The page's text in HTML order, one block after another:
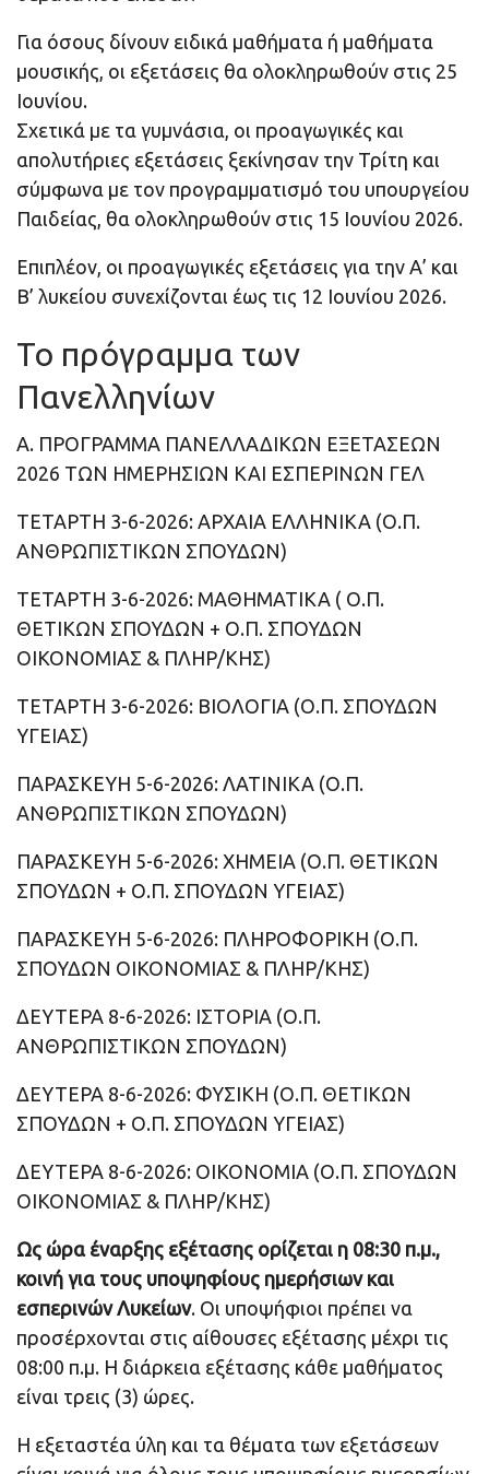
Για όσους δίνουν ειδικά μαθήματα ή μαθήματα
μουσικής, οι εξετάσεις θα ολοκληρωθούν στις 25
Ιουνίου.
Σχετικά με τα γυμνάσια, οι προαγωγικές και
απολυτήριες εξετάσεις ξεκίνησαν την Τρίτη και
σύμφωνα με τον προγραμματισμό του υπουργείου
Παιδείας, θα ολοκληρωθούν στις 15 Ιουνίου 2026.
Επιπλέον, οι προαγωγικές εξετάσεις για την Α’ και
Β’ λυκείου συνεχίζονται έως τις 12 Ιουνίου 2026.
Το πρόγραμμα των
Πανελληνίων
Α. ΠΡΟΓΡΑΜΜΑ ΠΑΝΕΛΛΑΔΙΚΩΝ ΕΞΕΤΑΣΕΩΝ
2026 ΤΩΝ ΗΜΕΡΗΣΙΩΝ ΚΑΙ ΕΣΠΕΡΙΝΩΝ ΓΕΛ
ΤΕΤΑΡΤΗ 3-6-2026: ΑΡΧΑΙΑ ΕΛΛΗΝΙΚΑ (Ο.Π.
ΑΝΘΡΩΠΙΣΤΙΚΩΝ ΣΠΟΥΔΩΝ)
ΤΕΤΑΡΤΗ 3-6-2026: ΜΑΘΗΜΑΤΙΚΑ ( Ο.Π.
ΘΕΤΙΚΩΝ ΣΠΟΥΔΩΝ + Ο.Π. ΣΠΟΥΔΩΝ
ΟΙΚΟΝΟΜΙΑΣ & ΠΛΗΡ/ΚΗΣ)
ΤΕΤΑΡΤΗ 3-6-2026: ΒΙΟΛΟΓΙΑ (Ο.Π. ΣΠΟΥΔΩΝ
ΥΓΕΙΑΣ)
ΠΑΡΑΣΚΕΥΗ 5-6-2026: ΛΑΤΙΝΙΚΑ (Ο.Π.
ΑΝΘΡΩΠΙΣΤΙΚΩΝ ΣΠΟΥΔΩΝ)
ΠΑΡΑΣΚΕΥΗ 5-6-2026: ΧΗΜΕΙΑ (Ο.Π. ΘΕΤΙΚΩΝ
ΣΠΟΥΔΩΝ + Ο.Π. ΣΠΟΥΔΩΝ ΥΓΕΙΑΣ)
ΠΑΡΑΣΚΕΥΗ 5-6-2026: ΠΛΗΡΟΦΟΡΙΚΗ (Ο.Π.
ΣΠΟΥΔΩΝ ΟΙΚΟΝΟΜΙΑΣ & ΠΛΗΡ/ΚΗΣ)
ΔΕΥΤΕΡΑ 8-6-2026: ΙΣΤΟΡΙΑ (Ο.Π.
ΑΝΘΡΩΠΙΣΤΙΚΩΝ ΣΠΟΥΔΩΝ)
ΔΕΥΤΕΡΑ 8-6-2026: ΦΥΣΙΚΗ (Ο.Π. ΘΕΤΙΚΩΝ
ΣΠΟΥΔΩΝ + Ο.Π. ΣΠΟΥΔΩΝ ΥΓΕΙΑΣ)
ΔΕΥΤΕΡΑ 8-6-2026: ΟΙΚΟΝΟΜΙΑ (Ο.Π. ΣΠΟΥΔΩΝ
ΟΙΚΟΝΟΜΙΑΣ & ΠΛΗΡ/ΚΗΣ)
Ως ώρα έναρξης εξέτασης ορίζεται η 08:30 π.μ.,
κοινή για τους υποψηφίους ημερήσιων και
εσπερινών Λυκείων. Οι υποψήφιοι πρέπει να
προσέρχονται στις αίθουσες εξέτασης μέχρι τις
08:00 π.μ. Η διάρκεια εξέτασης κάθε μαθήματος
είναι τρεις (3) ώρες.
Η εξεταστέα ύλη και τα θέματα των εξετάσεων